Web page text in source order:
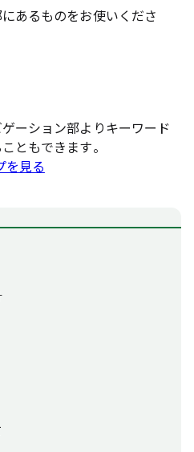
あるものをお使いくださ
ーション部よりキーワード
ともできます。
を見る